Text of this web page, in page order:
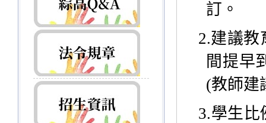
訂。
2.建議教
間提早
(教師建
3.學生比